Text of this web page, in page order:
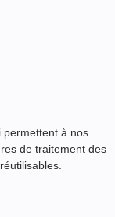
permettent à nos
de traitement des